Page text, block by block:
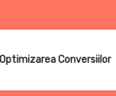
Optimizarea Conversiilor